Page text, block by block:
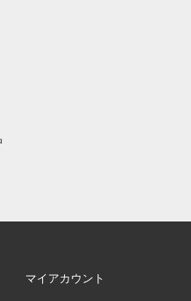
マイアカウント